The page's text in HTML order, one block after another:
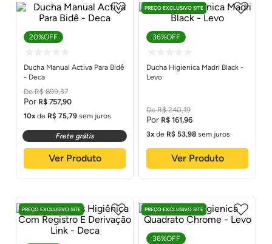
20%OFF
Ducha Manual Activa Para Bidê
- Deca
R$ 899,37
R$ 757,90
10
de R$ 75,79 sem juros
Frete grátis
Ver Produto
36%OFF
Ducha Higienica Madri Black -
Levo
R$ 240,19
R$ 161 ,96
3
de R$ 53,98 sem juros
PREÇO EXCLUSIVO SITE
Ver Produto
PREÇO EXCLUSIVO SITE
36%OFF
PREÇO EXCLUSIVO SITE